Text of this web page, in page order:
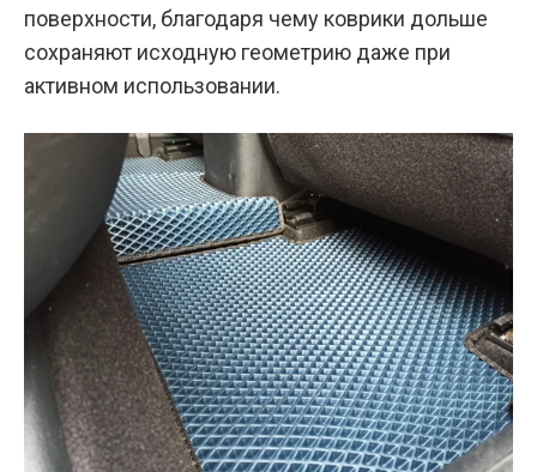
поверхности, благодаря чему коврики дольше
сохраняют исходную геометрию даже при
активном использовании.